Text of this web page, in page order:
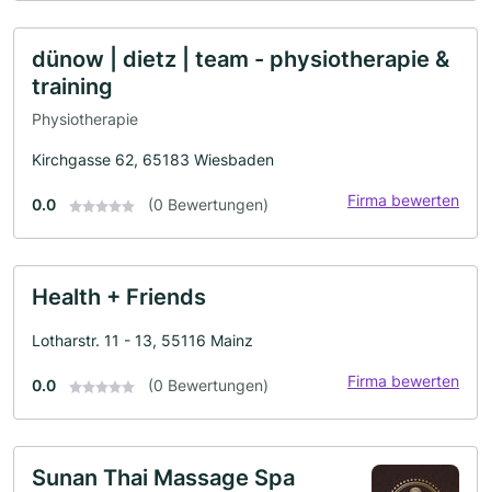
dünow | dietz | team - physiotherapie &
training
Physiotherapie
Kirchgasse 62, 65183 Wiesbaden
0.0 (0 Bewertungen) Firma bewerten
Health + Friends
Lotharstr. 11 - 13, 55116 Mainz
0.0 (0 Bewertungen) Firma bewerten
Sunan Thai Massage Spa